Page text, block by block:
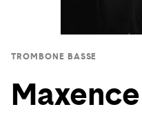
TROMBONE BASSE